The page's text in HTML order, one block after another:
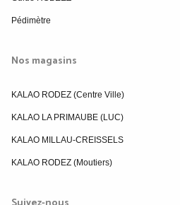
Pédimètre
Nos magasins
KALAO RODEZ (Centre Ville)
KALAO LA PRIMAUBE (LUC)
KALAO MILLAU-CREISSELS
KALAO RODEZ (Moutiers)